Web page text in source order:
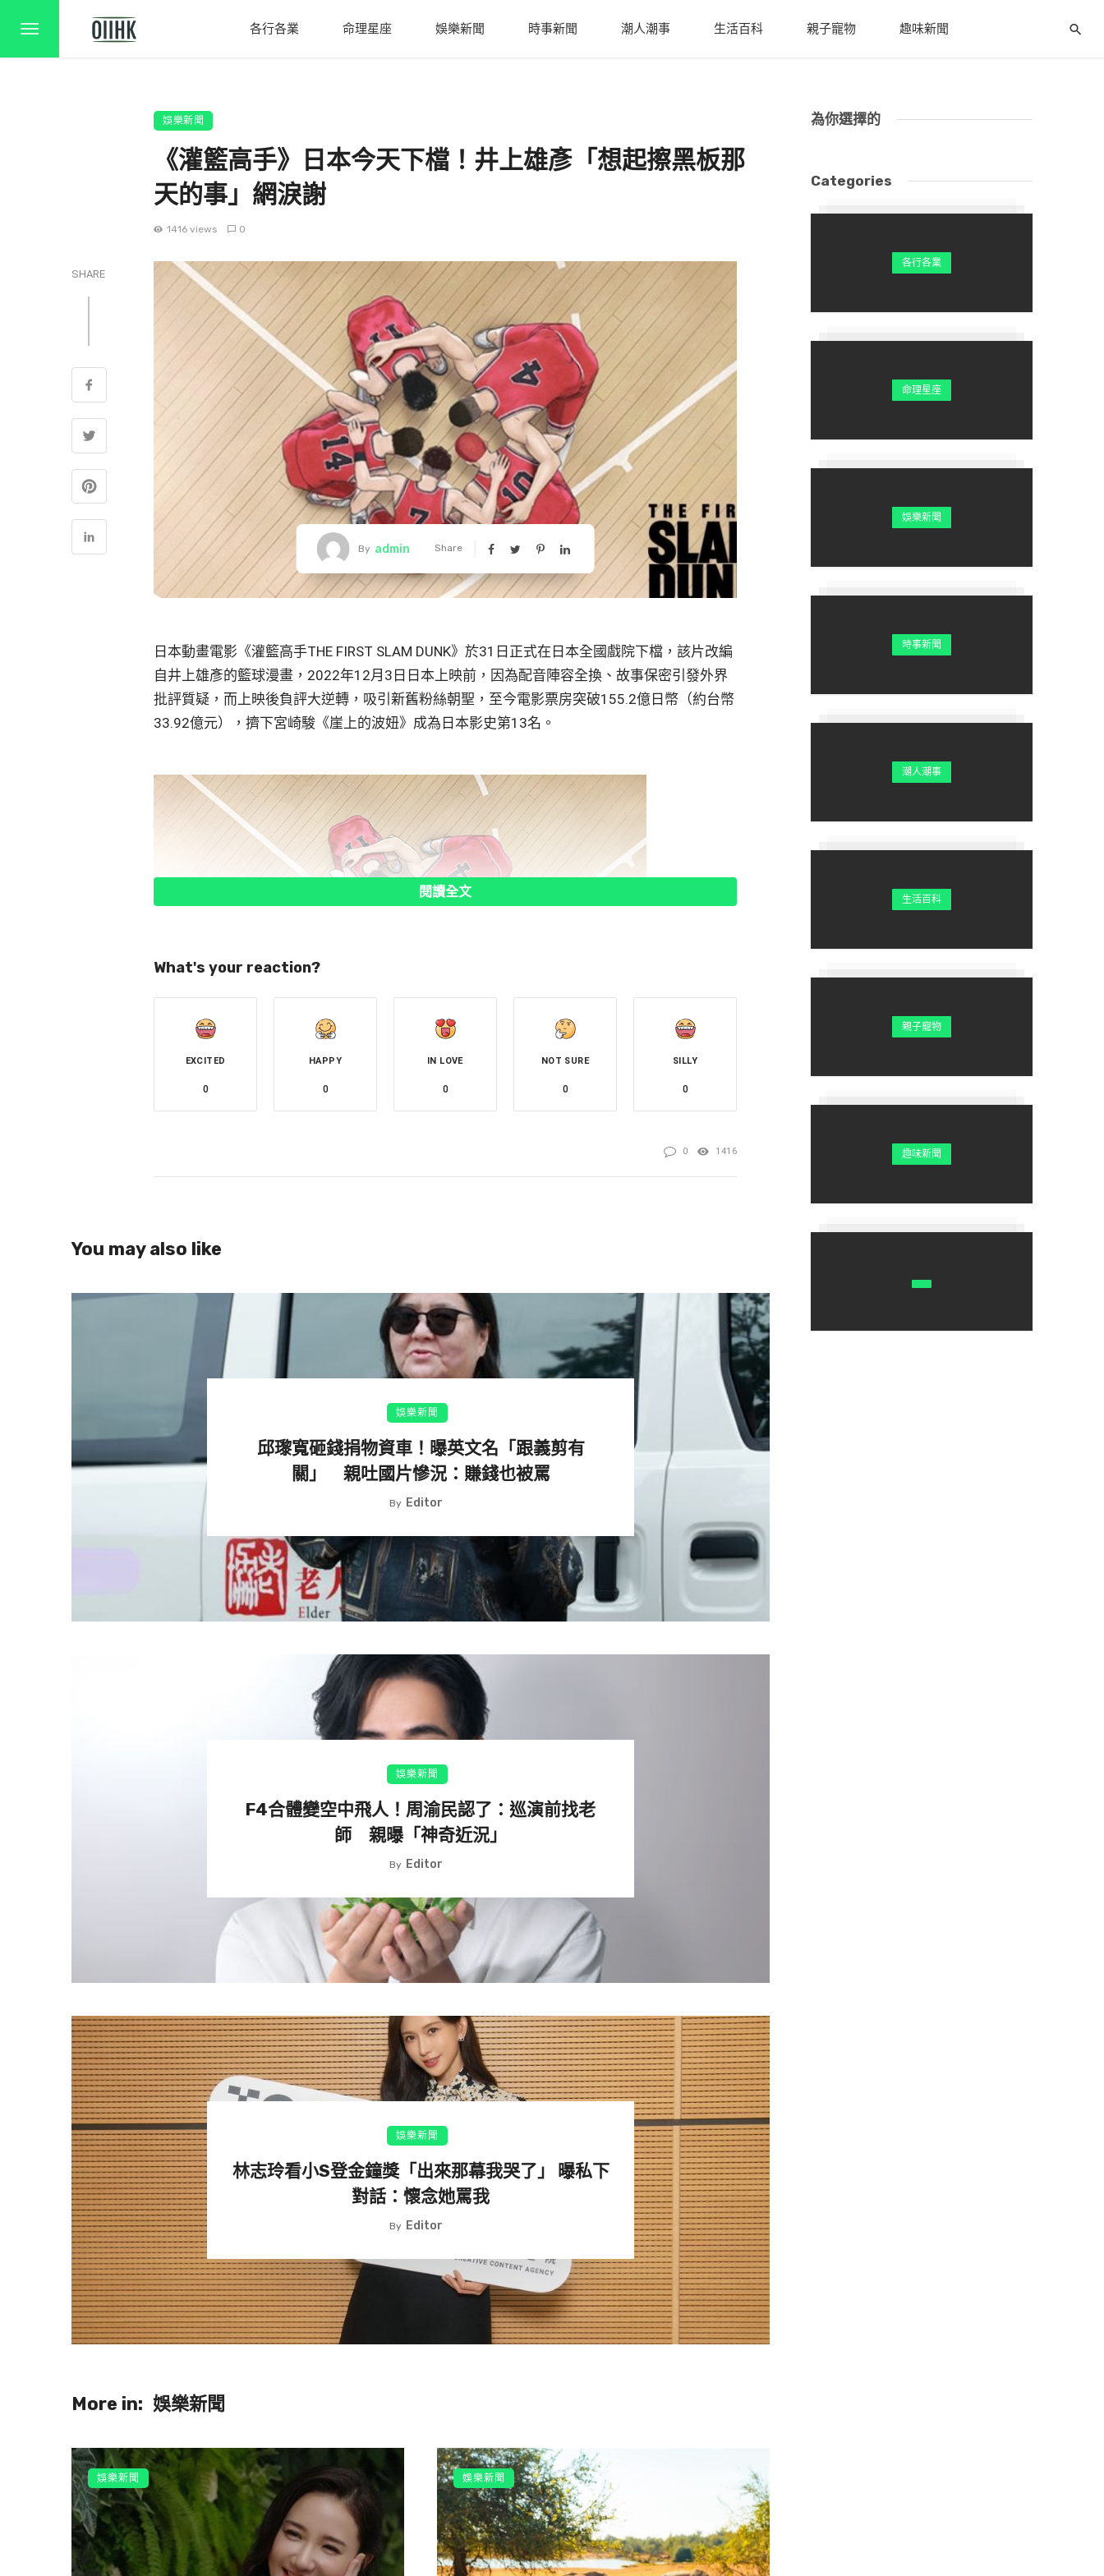
各行各業 命理星座 娛樂新聞 時事新聞 潮人潮事 生活百科 親子寵物 趣味新聞
娛樂新聞
《灌籃高手》日本今天下檔！井上雄彥「想起擦黑板那
天的事」網淚謝
1416 views 0
SHARE
By admin Share
日本動畫電影《灌籃高手THE FIRST SLAM DUNK》於31日正式在日本全國戲院下檔，該片改編
自井上雄彥的籃球漫畫，2022年12月3日日本上映前，因為配音陣容全換、故事保密引發外界
批評質疑，而上映後負評大逆轉，吸引新舊粉絲朝聖，至今電影票房突破155.2億日幣（約台幣
33.92億元），擠下宮崎駿《崖上的波妞》成為日本影史第13名。
井上雄彥31日透過社群平台發文，親手繪製插畫「LAST GAME 8/31」，小宮城與哥哥碰拳一
幕，親自感謝各地觀眾前來電影院支持，「突然想起以前畫黑板漫畫的時候，最後要把全部擦
人～）」。他曾於2004年12月3日到5日之間，在「神奈川縣立三崎高校」的教室黑板親繪《灌
▲井上雄彥手繪插畫感謝影迷支持，「想起以前畫黑板漫畫的事」。（圖／翻攝自推特）
《灌籃高手》動畫自1996年播出「湘北前往全國大賽」的大結局後，便再也沒有影像化後續，
相隔26年之久，動漫迷等到了電影版，經典「湘北山王之戰」正式在大銀幕上演，被無數粉絲
形容「回憶殺」，同時也吸引大批新粉絲。而電影版由井上雄彥親自擔任總導演、編劇。
粉絲等了26年圓夢看見《灌籃高手》山王戰，如今電影正式下檔。網友留言「下檔了很寂寞，
還能再看到《灌籃高手》真得很感動，希望有THE SECOND」、「8月31日果真是夏天的結
束」。來自世界各地的動漫粉留言「感謝你給我這麼美好的時光」、「看完老師的感言哭
了」、「真的真的很感謝，最後一天我會帶孩子一起去看」、「上映馬拉松快9個月，真的是奇
蹟般的電影，感謝您創作最棒的電影」，「今天我會去看最後一次的比賽」、「這個夏天很不
一樣」。
直到9月台灣仍持續上映。
閱讀全文
What's your reaction?
EXCITED
0
HAPPY
0
IN LOVE
0
NOT SURE
0
SILLY
0
0 1416
You may also like
娛樂新聞
邱瓈寬砸錢捐物資車！曝英文名「跟義剪有
關」 親吐國片慘況：賺錢也被罵
By Editor
娛樂新聞
F4合體變空中飛人！周渝民認了：巡演前找老
師 親曝「神奇近況」
By Editor
娛樂新聞
林志玲看小S登金鐘獎「出來那幕我哭了」 曝私下
對話：懷念她罵我
By Editor
More in: 娛樂新聞
娛樂新聞 娛樂新聞
為你選擇的
Categories
各行各業
命理星座
娛樂新聞
時事新聞
潮人潮事
生活百科
親子寵物
趣味新聞